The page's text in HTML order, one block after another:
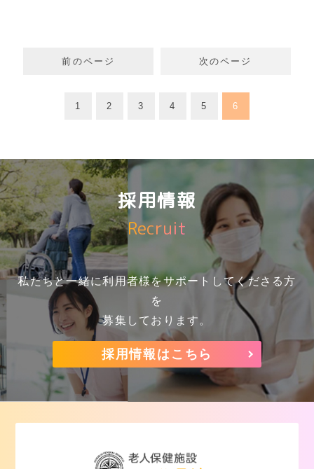
前のページ 次のページ
1 2 3 4 5 6
採用情報
Recruit
私たちと一緒に利用者様をサポートしてくださる方
を
募集しております。
採用情報はこちら